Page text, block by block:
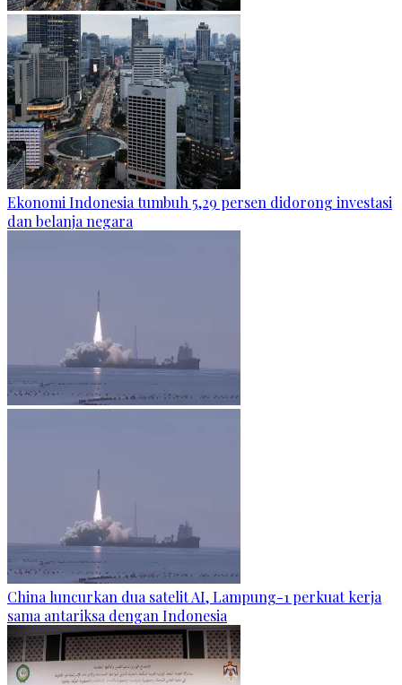
Ekonomi Indonesia tumbuh 5,29 persen didorong investasi
dan belanja negara
China luncurkan dua satelit AI, Lampung-1 perkuat kerja
sama antariksa dengan Indonesia